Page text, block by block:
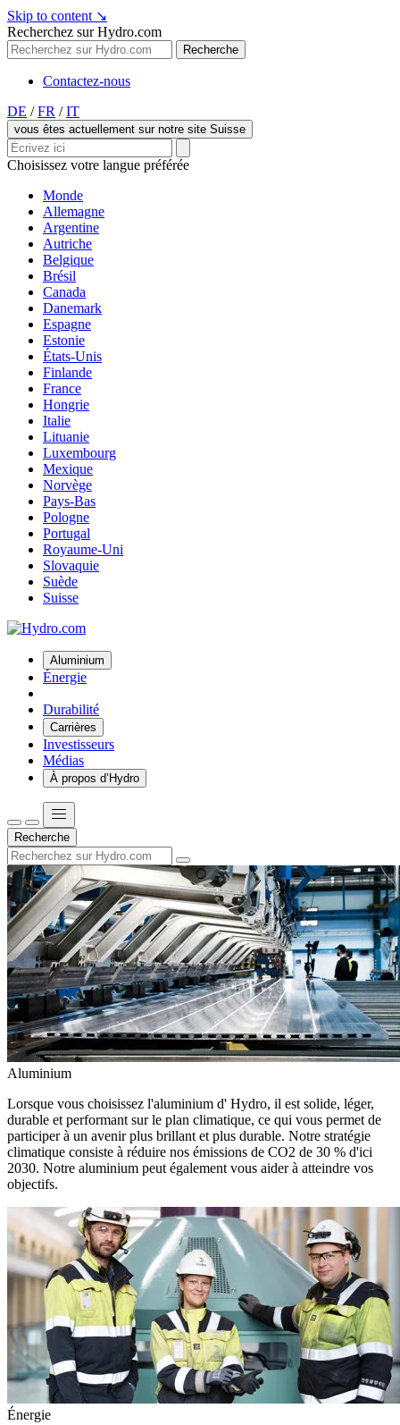
Skip to content ↘
Recherchez sur Hydro.com
Recherche
Contactez-nous
DE / FR / IT
vous êtes actuellement sur notre site Suisse
Choisissez votre langue préférée
Monde
Allemagne
Argentine
Autriche
Belgique
Brésil
Canada
Danemark
Espagne
Estonie
États-Unis
Finlande
France
Hongrie
Italie
Lituanie
Luxembourg
Mexique
Norvège
Pays-Bas
Pologne
Portugal
Royaume-Uni
Slovaquie
Suède
Suisse
Aluminium
Énergie
Durabilité
Carrières
Investisseurs
Médias
À propos d’Hydro
Recherche
Aluminium
Lorsque vous choisissez l'aluminium d' Hydro, il est solide, léger,
durable et performant sur le plan climatique, ce qui vous permet de
participer à un avenir plus brillant et plus durable. Notre stratégie
climatique consiste à réduire nos émissions de CO2 de 30 % d'ici
2030. Notre aluminium peut également vous aider à atteindre vos
objectifs.
Énergie